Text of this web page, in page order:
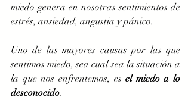
miedo genera en nosotras sentimientos de
estrés, ansiedad, angustia y pánico.
Uno de las mayores causas por las que
sentimos miedo, sea cual sea la situación a
la que nos enfrentemos, es el miedo a lo
desconocido.